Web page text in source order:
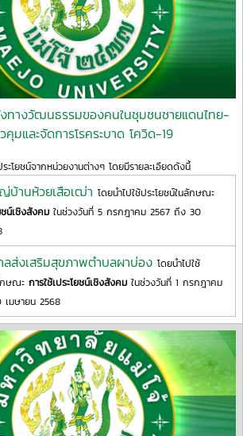
ทางวัฒนธรรมของคนในชุมชนชายแดนไทย-
คุมและจัดการโรคระบาด โควิด-19
ะโยชน์จากหน่วยงานต่างๆ โดยมีรายละเอียดดังนี้
บ้านห้วยเสือเฒ่า โดยนำไปใช้ประโยชน์ในลักษณะ
ชน์เชิงสังคม ในช่วงวันที่ 5 กรกฎาคม 2567 ถึง 30
ลส่งเสริมสุขภาพตำบลผาบ่อง โดยนำไปใช้
กษณะ การใช้เประโยชน์เชิงสังคม ในช่วงวันที่ 1 กรกฎาคม
มษายน 2568